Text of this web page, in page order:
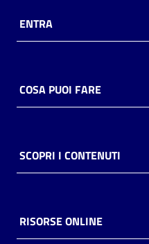
Archivio
Decentrate
ENTRA
COSA PUOI FARE
SCOPRI I CONTENUTI
RISORSE ONLINE